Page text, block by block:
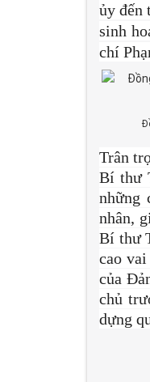
ủy đến
sinh
chí
Trân
Bí thư
những
nhân,
Bí thư
cao
của
chủ
dựng